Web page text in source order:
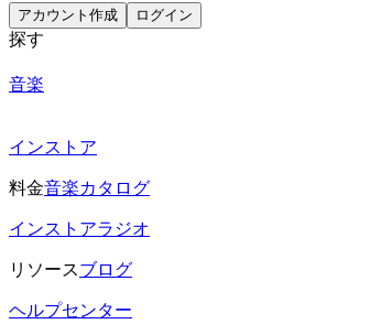
アカウント作成 ログイン
探す
音楽
インストア
料金音楽カタログ
インストアラジオ
リソースブログ
ヘルプセンター